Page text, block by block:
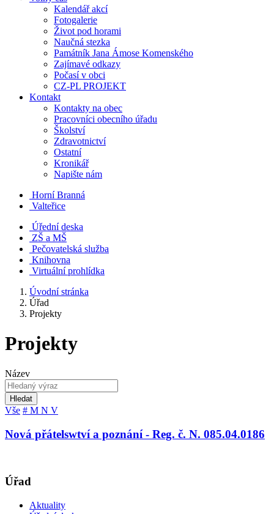
Kalendář akcí
Fotogalerie
Život pod horami
Naučná stezka
Památník Jana Ámose Komenského
Zajímavé odkazy
Počasí v obci
CZ-PL PROJEKT
Kontakt
Kontakty na obec
Pracovníci obecního úřadu
Školství
Zdravotnictví
Ostatní
Kronikář
Napište nám
Horní Branná
Valteřice
Úřední deska
ZŠ a MŠ
Pečovatelská služba
Knihovna
Virtuální prohlídka
Úvodní stránka
Úřad
Projekty
Projekty
Název
Hledat
Vše # M N V
Nová přátelswtví a poznání - Reg. č. N. 085.04.0186
Úřad
Aktuality